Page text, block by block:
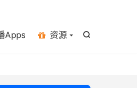

Apps 资源